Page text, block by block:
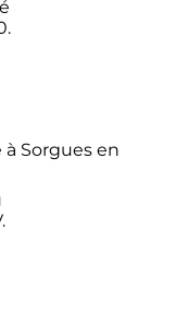
Sorgues en